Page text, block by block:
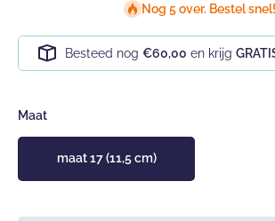
Nog 5 over. Bestel snel!
Besteed nog €60,00 en krijg
Maat
maat 17 (11,5 cm)